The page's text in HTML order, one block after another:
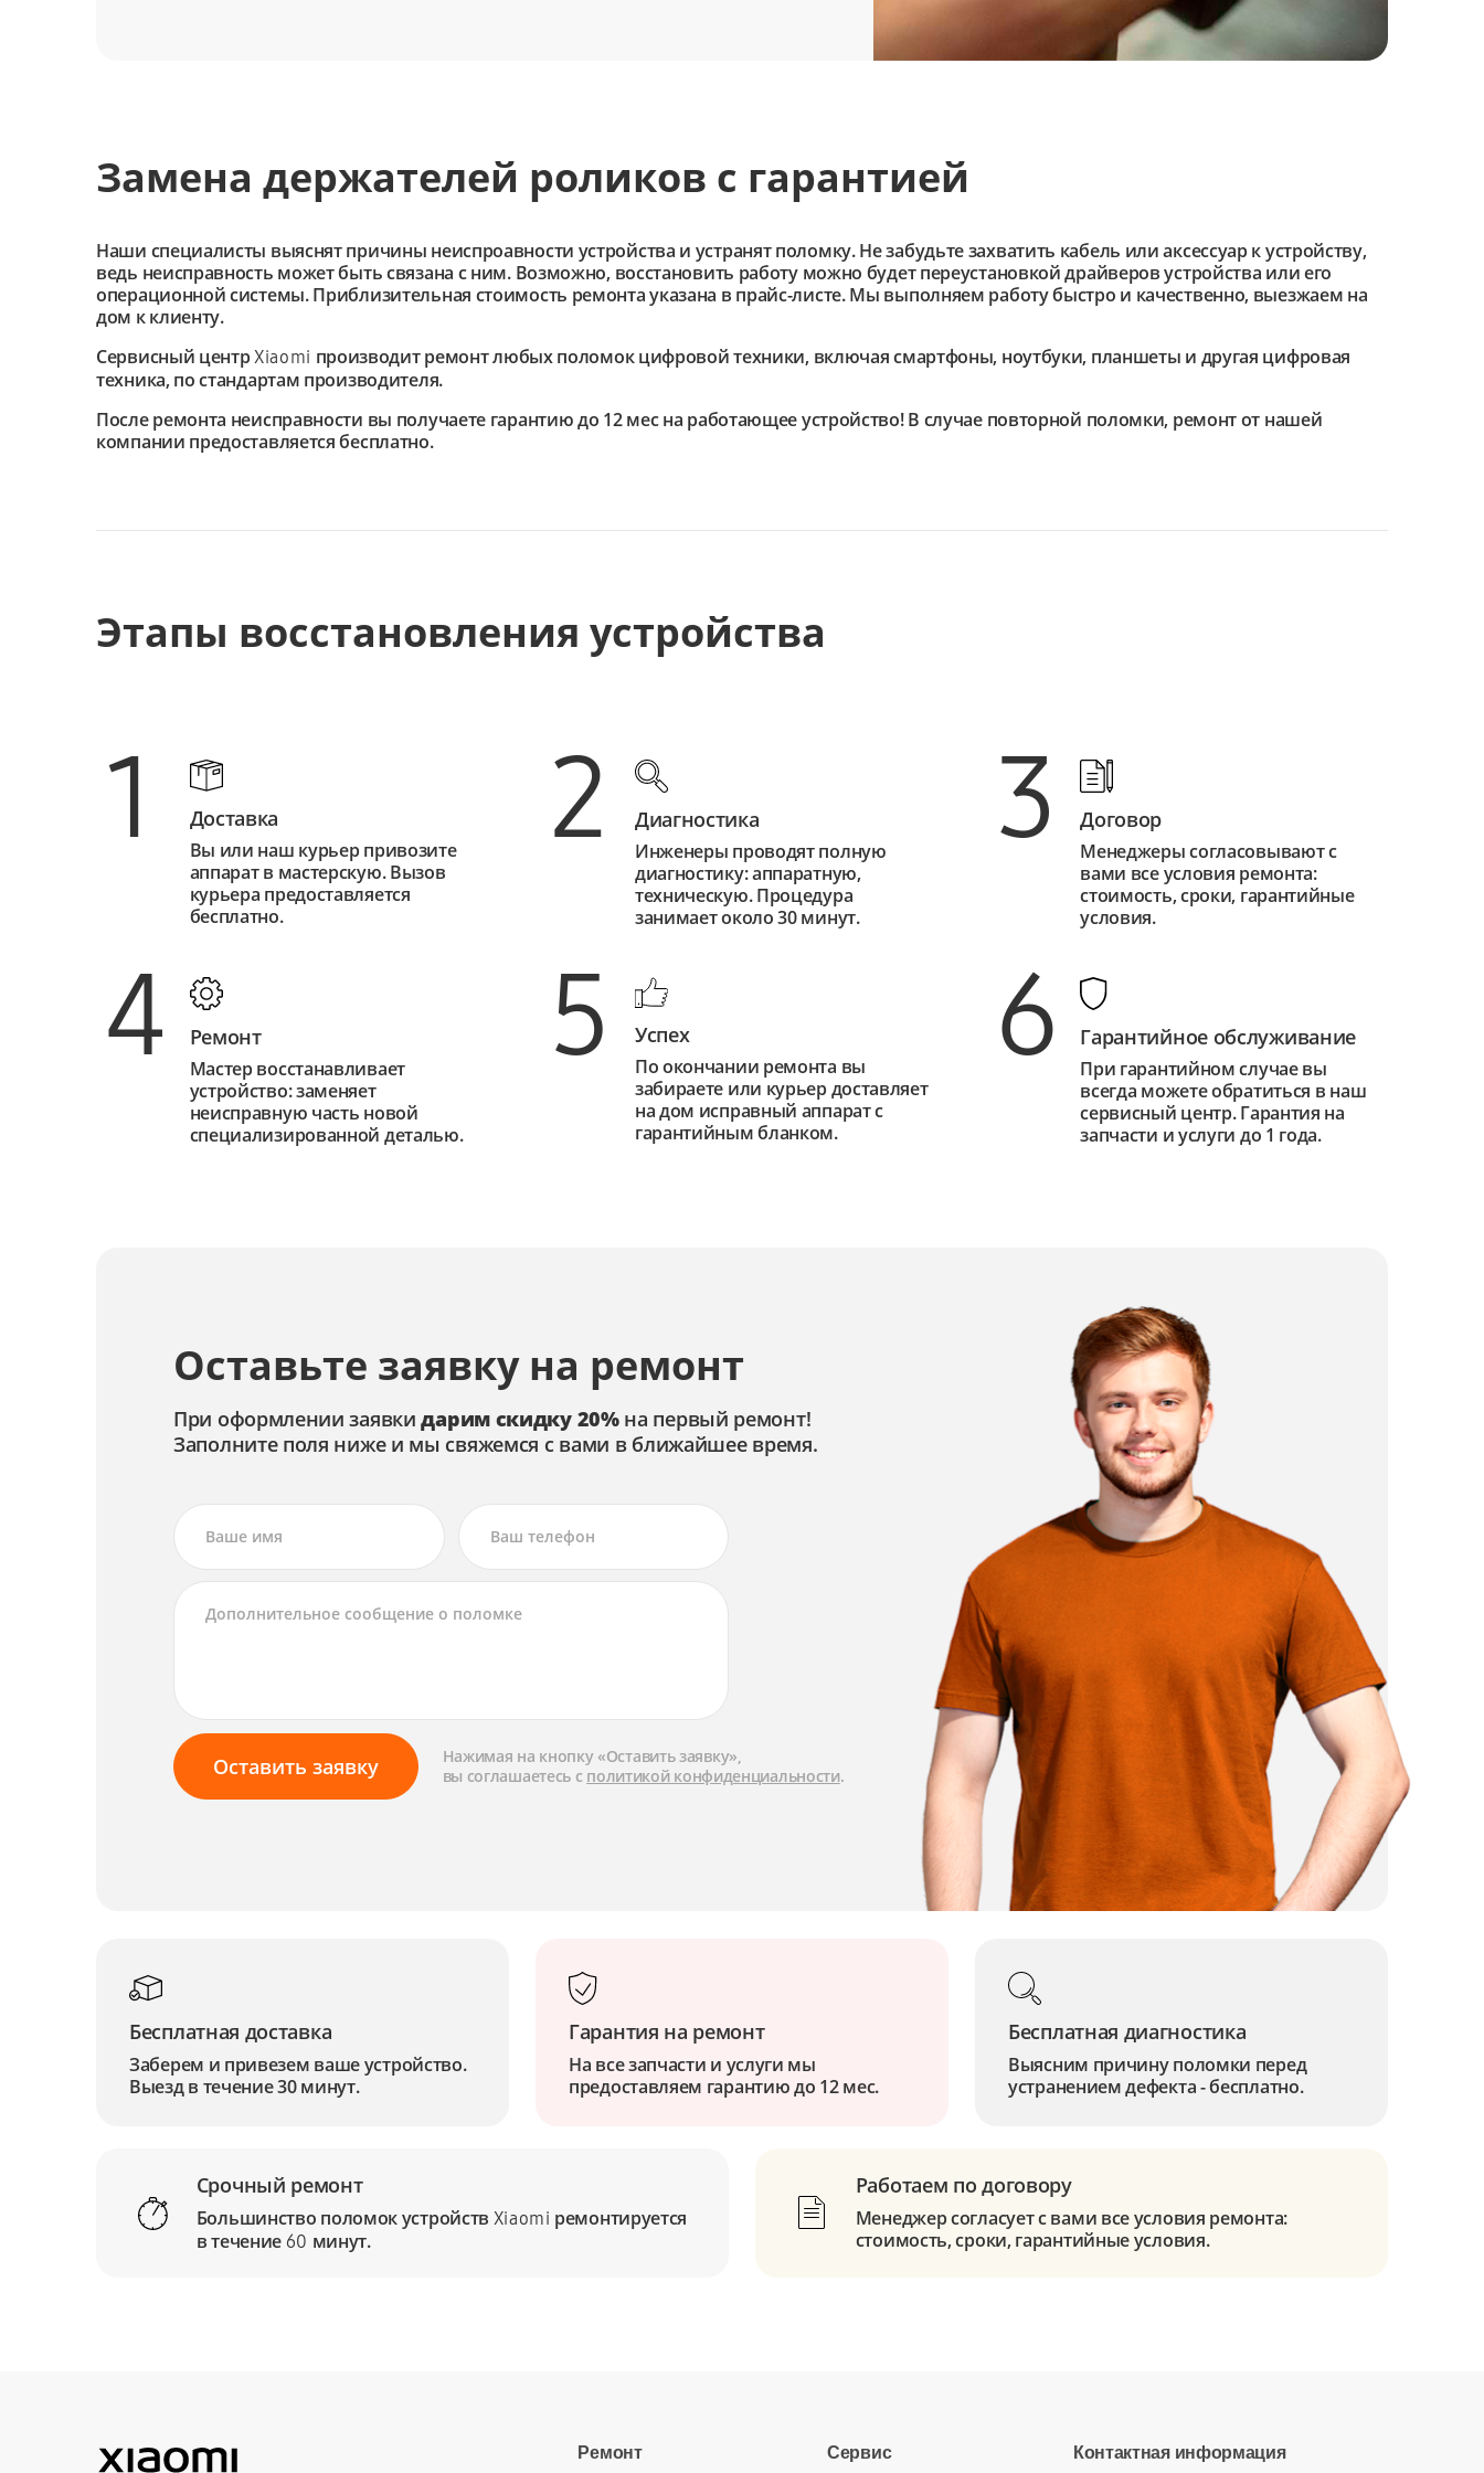
Замена держателей роликов с гарантией
Наши специалисты выяснят причины неиспроавности устройства и устранят поломку. Не забудьте захватить кабель или аксессуар к устройству,
ведь неисправность может быть связана с ним. Возможно, восстановить работу можно будет переустановкой драйверов устройства или его
операционной системы. Приблизительная стоимость ремонта указана в прайс-листе. Мы выполняем работу быстро и качественно, выезжаем на
дом к клиенту.
Сервисный центрXiaomi производит ремонт любых поломок цифровой техники, включая смартфоны, ноутбуки, планшеты и другая цифровая
техника, по стандартам производителя.
После ремонта неисправности вы получаете гарантию до 12 мес на работающее устройство! В случае повторной поломки, ремонт от нашей
компании предоставляется бесплатно.
Этапы восстановления устройства
1 Доставка
Вы или наш курьер привозите
аппарат в мастерскую. Вызов
курьера предоставляется
бесплатно.
2 Диагностика
Инженеры проводят полную
диагностику: аппаратную,
техническую. Процедура
занимает около 30 минут.
3 Договор
Менеджеры согласовывают с
вами все условия ремонта:
стоимость, сроки, гарантийные
условия.
4 Ремонт
Мастер восстанавливает
устройство: заменяет
неисправную часть новой
специализированной деталью.
5 Успех
По окончании ремонта вы
забираете или курьер доставляет
на дом исправный аппарат с
гарантийным бланком.
6 Гарантийное обслуживание
При гарантийном случае вы
всегда можете обратиться в наш
сервисный центр. Гарантия на
запчасти и услуги до 1 года.
Оставьте заявку на ремонт
При оформлении заявкидарим скидку 20%на первый ремонт!
Заполните поля ниже и мы свяжемся с вами в ближайшее время.
Оставить заявку
Нажимая на кнопку «Оставить заявку»,
вы соглашаетесь с политикой конфиденциальности.
Бесплатная доставка
Заберем и привезем ваше устройство.
Выезд в течение 30 минут.
Гарантия на ремонт
На все запчасти и услуги мы
предоставляем гарантию до 12 мес.
Бесплатная диагностика
Выясним причину поломки перед
устранением дефекта - бесплатно.
Срочный ремонт
Большинство поломок устройств Xiaomi ремонтируется
в течение 60 минут.
Работаем по договору
Менеджер согласует с вами все условия ремонта:
стоимость, сроки, гарантийные условия.
Ремонт Сервис Контактная информация